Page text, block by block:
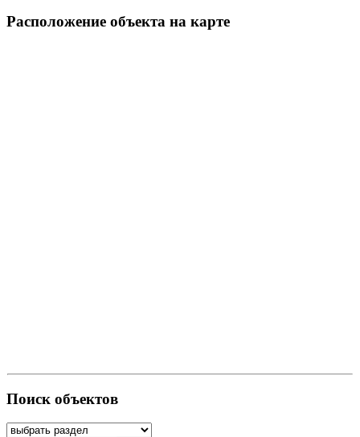
Pасположение объекта на карте
Поиск объектов